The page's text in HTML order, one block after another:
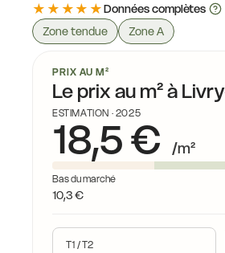
★★★★★Données complètes
Zone tendue
Zone A
PRIX AU M²
Le prix au m² à
ESTIMATION · 2025
18,5 € /m²
Bas du marché
10,3 €
T1 / T2